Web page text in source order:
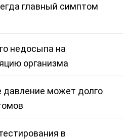
главный симптом
недосыпа на
организма
может долго
в